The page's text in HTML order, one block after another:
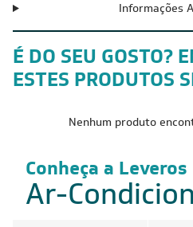
Informações
É DO SEU GOSTO?
ESTES PRODUTOS
Nenhum produto
Conheça a Leveros
Ar-